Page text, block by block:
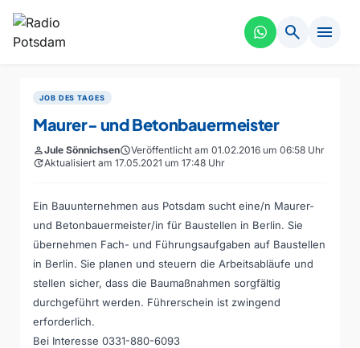
search menu
JOB DES TAGES
Maurer- und Betonbauermeister
personJule SönnichsenscheduleVeröffentlicht am 01.02.2016 um 06:58 Uhr
updateAktualisiert am 17.05.2021 um 17:48 Uhr
Ein Bauunternehmen aus Potsdam sucht eine/n Maurer-
und Betonbauermeister/in für Baustellen in Berlin. Sie
übernehmen Fach- und Führungsaufgaben auf Baustellen
in Berlin. Sie planen und steuern die Arbeitsabläufe und
stellen sicher, dass die Baumaßnahmen sorgfältig
durchgeführt werden. Führerschein ist zwingend
erforderlich.
Bei Interesse 0331-880-6093